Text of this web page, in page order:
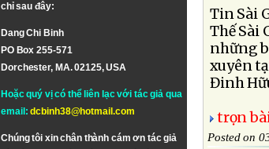
chỉ sau đây:
Dang Chi Binh
PO Box 255-571
Dorchester, MA. 02125, USA
Hoặc quý vị có thể liên lạc với tác giả qua
email:dcbinh38@hotmail.com
Chúng tôi xin chân thành cám ơn tác giả
Tin Sài
Thế Sài
những
xuyên
Đinh
trọn
Posted on